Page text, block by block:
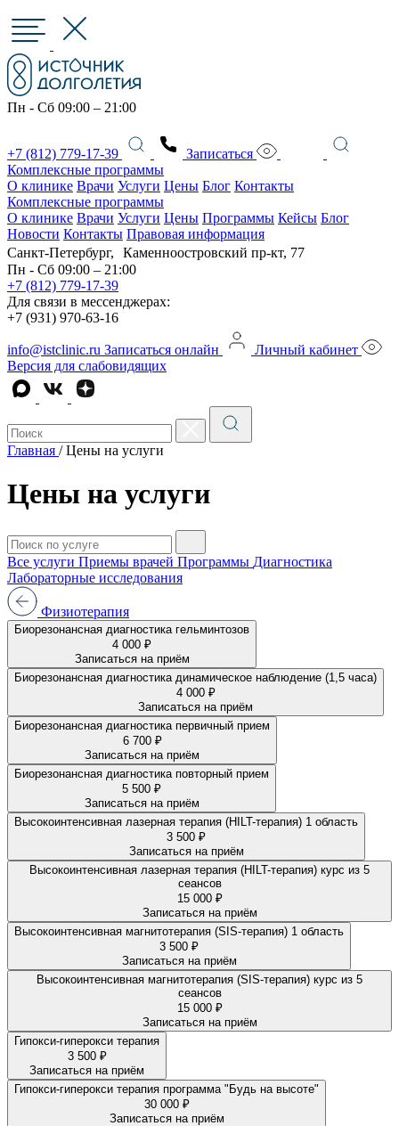
Пн - Сб 09:00 – 21:00
+7 (812) 779-17-39
Записаться
Комплексные программы
О клинике Врачи Услуги Цены Блог Контакты
Комплексные программы
О клинике Врачи Услуги Цены Программы Кейсы Блог
Новости Контакты Правовая информация
Санкт-Петербург, Каменноостровский пр-кт, 77
Пн - Сб 09:00 – 21:00
+7 (812) 779-17-39
Для связи в мессенджерах:
+7 (931) 970-63-16
info@istclinic.ru Записаться онлайн
Личный кабинет
Версия для слабовидящих
Главная / Цены на услуги
Цены на услуги
Все услуги Приемы врачей Программы Диагностика
Лабораторные исследования
Физиотерапия
Биорезонансная диагностика гельминтозов
4 000 ₽
Записаться на приём
Биорезонансная диагностика динамическое наблюдение (1,5 часа)
4 000 ₽
Записаться на приём
Биорезонансная диагностика первичный прием
6 700 ₽
Записаться на приём
Биорезонансная диагностика повторный прием
5 500 ₽
Записаться на приём
Высокоинтенсивная лазерная терапия (HILT-терапия) 1 область
3 500 ₽
Записаться на приём
Высокоинтенсивная лазерная терапия (HILT-терапия) курс из 5
сеансов
15 000 ₽
Записаться на приём
Высокоинтенсивная магнитотерапия (SIS-терапия) 1 область
3 500 ₽
Записаться на приём
Высокоинтенсивная магнитотерапия (SIS-терапия) курс из 5
сеансов
15 000 ₽
Записаться на приём
Гипокси-гиперокси терапия
3 500 ₽
Записаться на приём
Гипокси-гиперокси терапия программа "Будь на высоте"
30 000 ₽
Записаться на приём